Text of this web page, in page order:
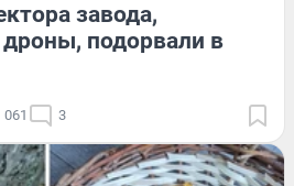
завода,
подорвали в
061 3